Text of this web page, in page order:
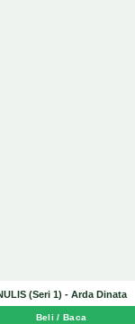
(Seri 1) - Arda Dinata
Beli / Baca